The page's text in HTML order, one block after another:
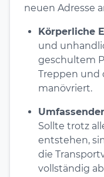
neuen Adresse
Körperliche
und
geschultem
Treppen und
manövriert.
Sollte trotz
entstehen,
die
vollständig